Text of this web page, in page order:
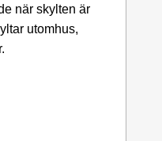
när skylten är
utomhus,